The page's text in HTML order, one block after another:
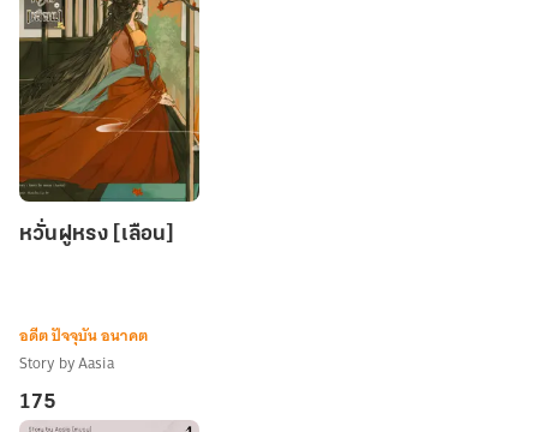
หวั่น
ฝูห
หวั่นฝูหรง [เลือน]
อดีต ปัจจุบัน อนาคต
Story by Aasia
175